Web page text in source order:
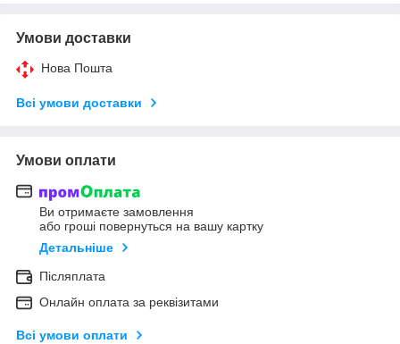
Умови доставки
Нова Пошта
Всі умови доставки
Умови оплати
Ви отримаєте замовлення
або гроші повернуться на вашу картку
Детальніше
Післяплата
Онлайн оплата за реквізитами
Всі умови оплати